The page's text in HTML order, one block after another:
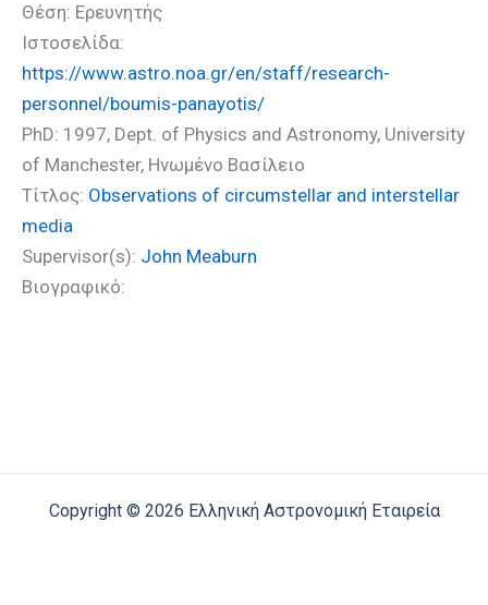
Θέση: Ερευνητής
Ιστοσελίδα:
https://www.astro.noa.gr/en/staff/research-
personnel/boumis-panayotis/
PhD: 1997, Dept. of Physics and Astronomy, University
of Manchester, Ηνωμένο Βασίλειο
Τίτλος: Observations of circumstellar and interstellar
media
Supervisor(s): John Meaburn
Βιογραφικό:
Copyright © 2026 Ελληνική Αστρονομική Εταιρεία